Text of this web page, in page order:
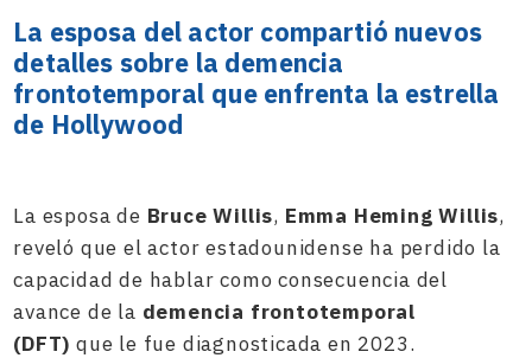
La esposa del actor compartió nuevos
detalles sobre la demencia
frontotemporal que enfrenta la estrella
de Hollywood
La esposa de Bruce Willis, Emma Heming Willis,
reveló que el actor estadounidense ha perdido la
capacidad de hablar como consecuencia del
avance de la demencia frontotemporal
(DFT) que le fue diagnosticada en 2023.